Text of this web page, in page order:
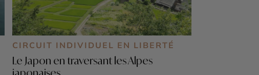
CIRCUIT INDIVIDUEL EN LIBERTÉ
Le Japon en traversant les Alpes